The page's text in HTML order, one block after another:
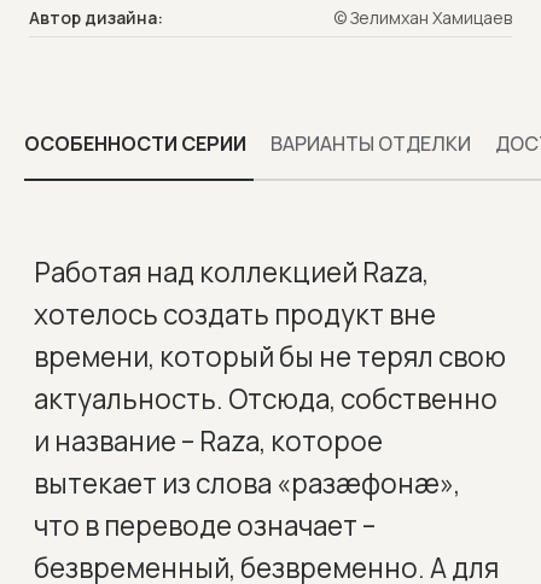
Автор дизайна:
© Зелимхан Хамицаев
ОСОБЕННОСТИ СЕРИИ ВАРИАНТЫ ОТДЕЛКИ